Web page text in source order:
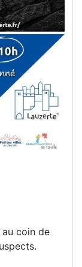
coin de